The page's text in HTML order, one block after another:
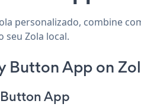
personalizado, combine
seu Zola local.
Button App on
App